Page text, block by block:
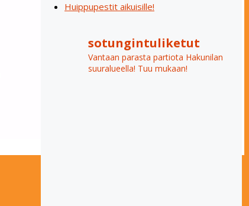
Huippupestit aikuisille!
sotungintuliketut
Vantaan parasta partiota Hakunilan
suuralueella! Tuu mukaan!